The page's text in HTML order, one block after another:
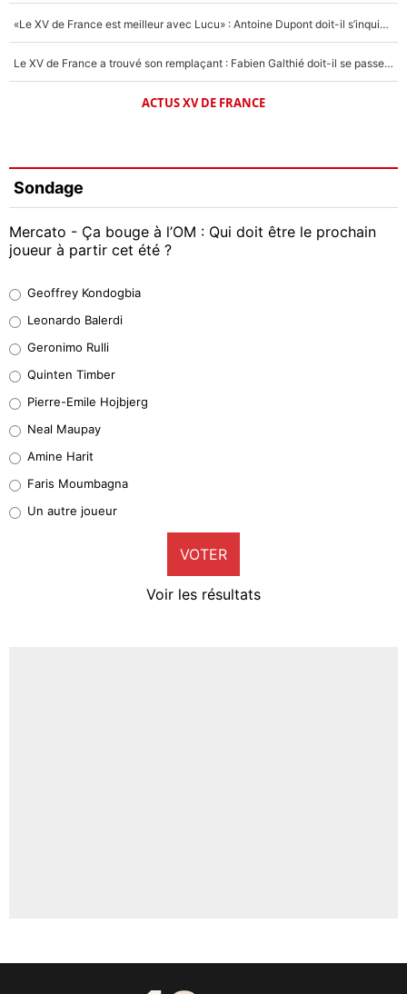
«Le XV de France est meilleur avec Lucu» : Antoine Dupont doit-il s’inquiéter pour sa place ?
Le XV de France a trouvé son remplaçant : Fabien Galthié doit-il se passer d'Antoine Dupont ?
ACTUS XV DE FRANCE
Sondage
Mercato - Ça bouge à l’OM : Qui doit être le prochain
joueur à partir cet été ?
38%
32%
5%
1%
9%
Geoffrey Kondogbia
Leonardo Balerdi
Geronimo Rulli
Quinten Timber
Pierre-Emile Hojbjerg
Neal Maupay
Amine Harit
Faris Moumbagna
Un autre joueur
VOTER
Voir les résultats